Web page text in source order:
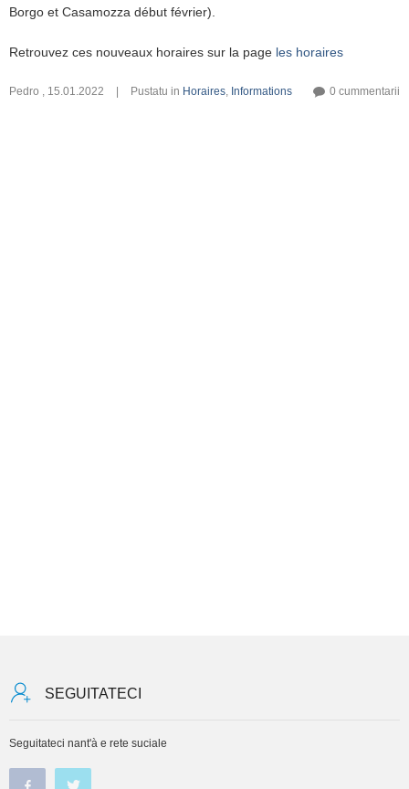
Borgo et Casamozza début février).
Retrouvez ces nouveaux horaires sur la page les horaires
Pedro , 15.01.2022 Pustatu in Horaires, Informations 0 cummentarii
SEGUITATECI
Seguitateci nant'à e rete suciale